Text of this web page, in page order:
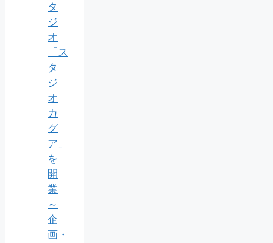
タ
ジ
オ
「ス
タ
ジ
オ
カ
グ
ア」
を
開
業
～
企
画・